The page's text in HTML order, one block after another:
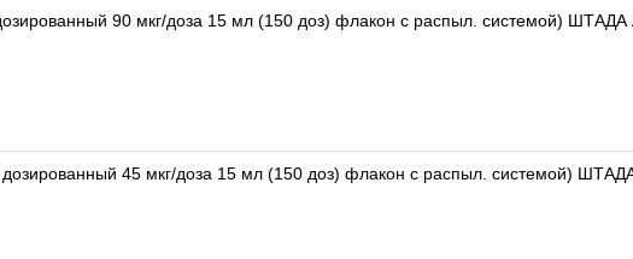
90 мкг/доза 15 мл (150 доз) флакон с распыл. системой)
45 мкг/доза 15 мл (150 доз) флакон с распыл. системой)